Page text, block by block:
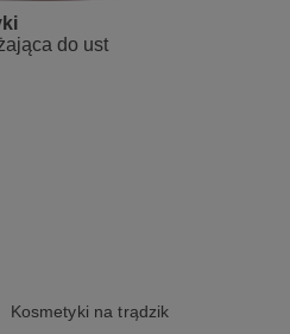
do ust
Kosmetyki na trądzik